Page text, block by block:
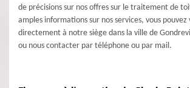
de précisions sur nos offres sur le traitement de
amples informations sur nos services, vous pouvez
directement à notre siège dans la ville de
ou nous contacter par téléphone ou par mail.